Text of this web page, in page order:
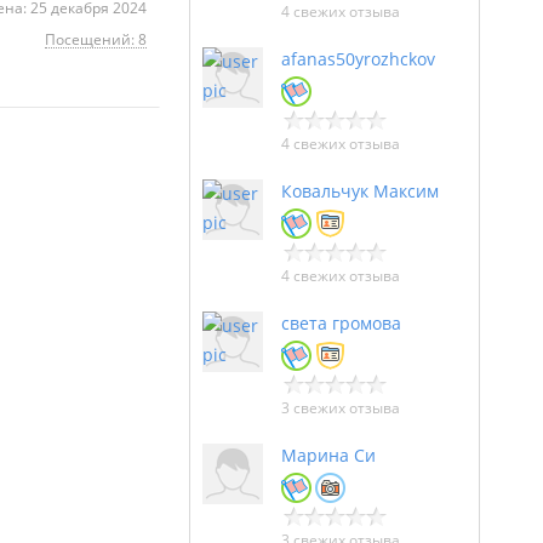
25 декабря 2024
Посещений: 8
4 свежих отзыва
afanas50yrozhckov
4 свежих отзыва
Ковальчук Максим
4 свежих отзыва
света громова
3 свежих отзыва
Марина Си